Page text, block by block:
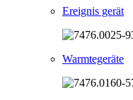
Ereignis gerät
Warmtegeräte